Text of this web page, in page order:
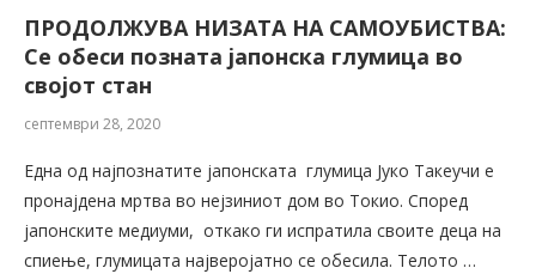
ПРОДОЛЖУВА НИЗАТА НА САМОУБИСТВА:
Се обеси позната јапонска глумица во
својот стан
септември 28, 2020
Една од најпознатите јапонската глумица Јуко Такеучи е
пронајдена мртва во нејзиниот дом во Токио. Според
јапонските медиуми, откако ги испратила своите деца на
спиење, глумицата најверојатно се обесила. Телото …